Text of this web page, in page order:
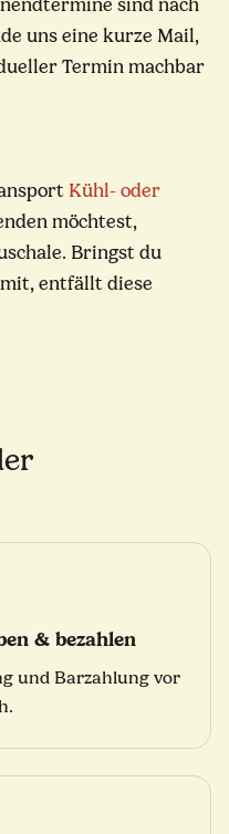
sind nach
uns eine kurze Mail,
Termin machbar
Kühl- oder
möchtest,
Bringst du
entfällt diese
& bezahlen
und Barzahlung vor